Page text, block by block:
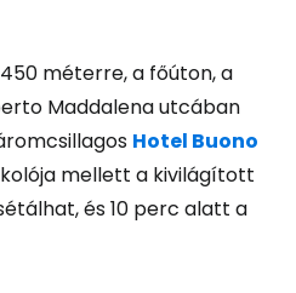
méterre, a főúton, a
Maddalena utcában
Hotel Buono
mellett a kivilágított
és 10 perc alatt a